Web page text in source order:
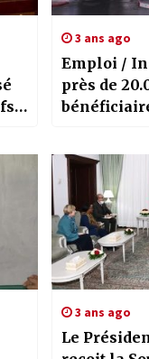
3 ans ago
Emploi /
près de
dans le
3 ans ago
Le